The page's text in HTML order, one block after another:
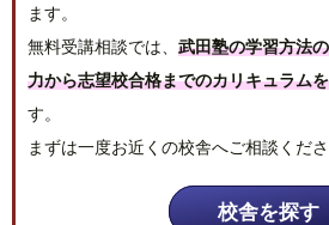
ます。
無料受講相談では、 武田塾の学習方法
力から志望校合格までのカリキュラム
す。
まずは一度お近くの校舎へご相談くださ
校舎を探す